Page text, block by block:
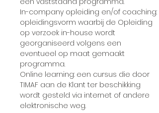
In-company opleiding en/of coaching:
opleidingsvorm waarbij de Opleiding
op verzoek in-house wordt
georganiseerd volgens een
eventueel op maat gemaakt
programma.
Online learning: een cursus die door
TIMAF aan de Klant ter beschikking
wordt gesteld via internet of andere
elektronische weg.